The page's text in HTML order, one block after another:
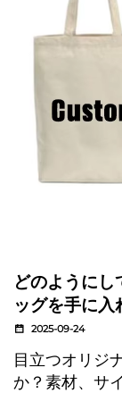
どのように
ッグを手に入
2025-09-24
目立つオリジ
か？素材、サ